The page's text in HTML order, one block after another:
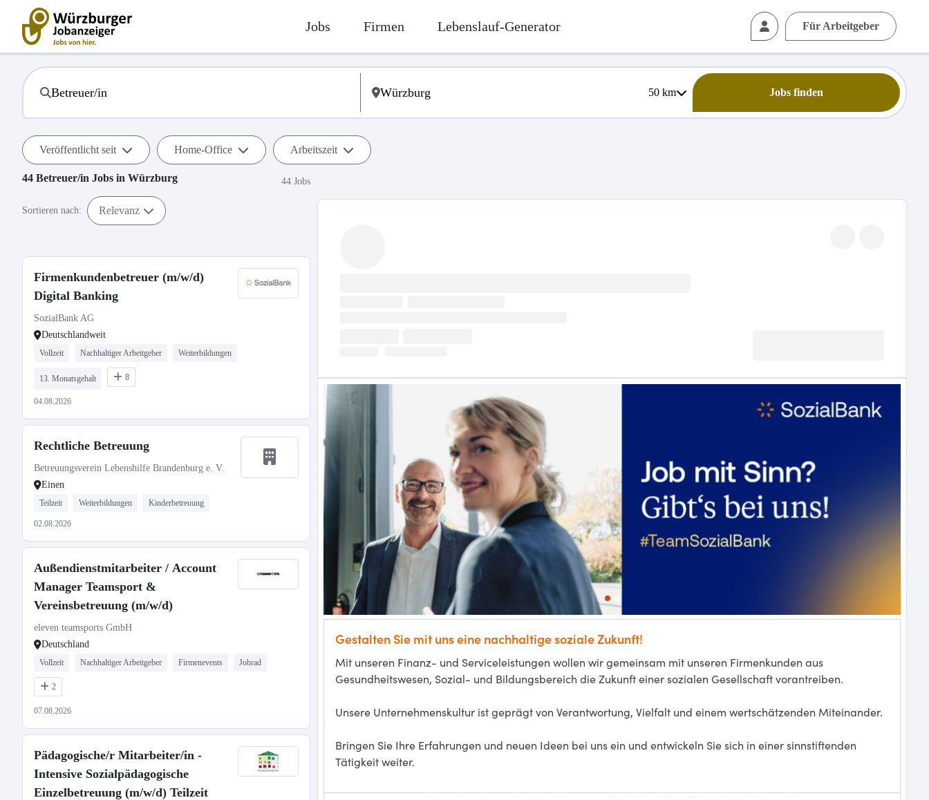
Jobs Firmen Lebenslauf-Generator Für Arbeitgeber
50km Jobs finden
Veröffentlicht seit Home-Office Arbeitszeit
44 Betreuer/in Jobs in Würzburg 44 Jobs
Sortieren nach: Relevanz
Firmenkundenbetreuer (m/w/d)
Digital Banking
SozialBank AG
Deutschlandweit
Vollzeit Nachhaltiger Arbeitgeber Weiterbildungen
13. Monatsgehalt 8
04.08.2026
Rechtliche Betreuung
Betreuungsverein Lebenshilfe Brandenburg e. V.
Einen
Teilzeit Weiterbildungen Kinderbetreuung
02.08.2026
Außendienstmitarbeiter / Account
Manager Teamsport &
Vereinsbetreuung (m/w/d)
eleven teamsports GmbH
Deutschland
Vollzeit Nachhaltiger Arbeitgeber Firmenevents Jobrad
2
07.08.2026
Pädagogische/r Mitarbeiter/in -
Intensive Sozialpädagogische
Einzelbetreuung (m/w/d) Teilzeit